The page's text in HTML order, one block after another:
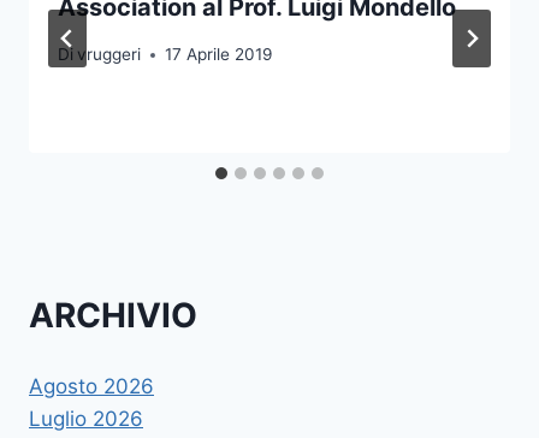
Association al Prof. Luigi Mondello
Di vruggeri 17 Aprile 2019
ARCHIVIO
Agosto 2026
Luglio 2026